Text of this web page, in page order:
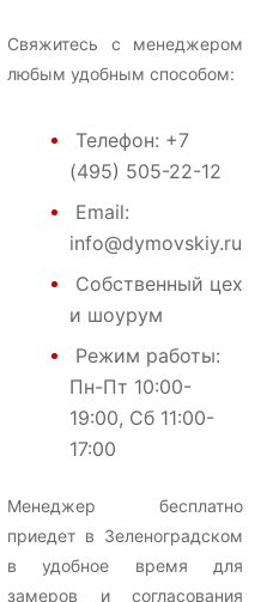
Свяжитесь с менеджером
любым удобным способом:
Телефон: +7
(495) 505-22-12
Email:
info@dymovskiy.ru
Собственный цех
и шоурум
Режим работы:
Пн-Пт 10:00-
19:00, Сб 11:00-
17:00
Менеджер бесплатно
приедет в Зеленоградском
в удобное время для
замеров и согласования